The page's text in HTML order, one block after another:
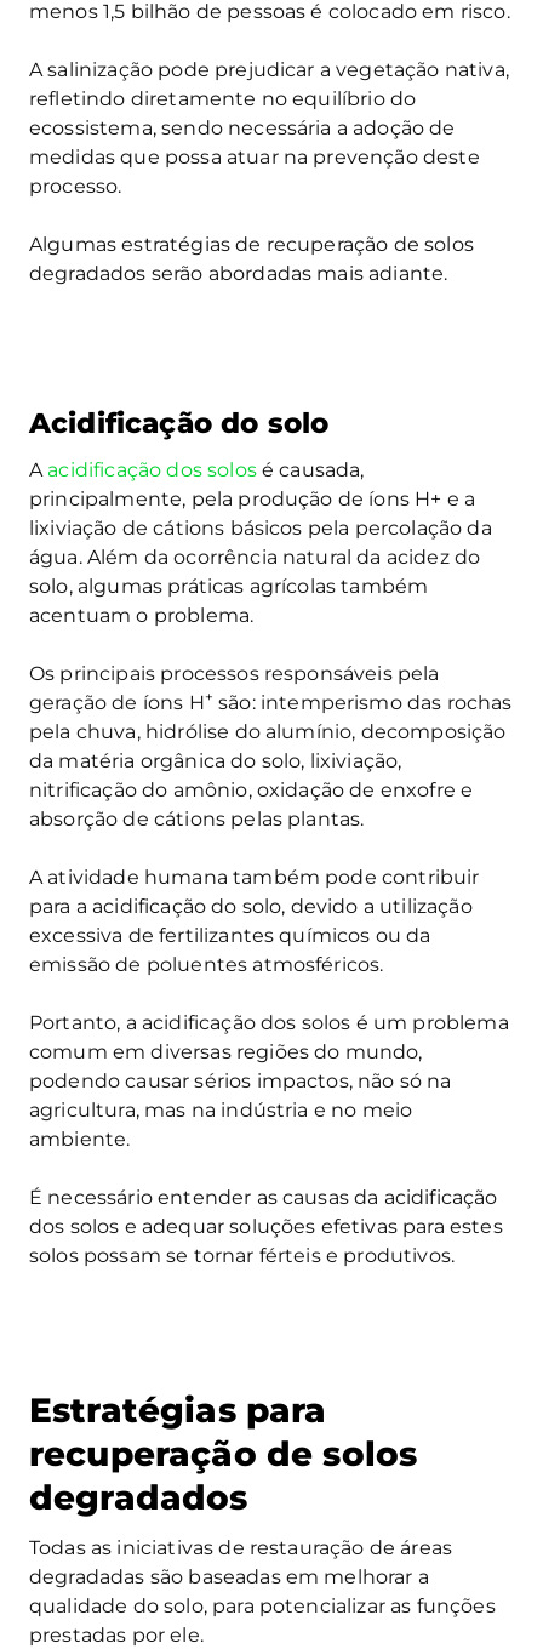
menos 1,5 bilhão de pessoas é colocado em risco.
A salinização pode prejudicar a vegetação nativa,
refletindo diretamente no equilíbrio do
ecossistema, sendo necessária a adoção de
medidas que possa atuar na prevenção deste
processo.
Algumas estratégias de recuperação de solos
degradados serão abordadas mais adiante.
Acidificação do solo
A acidificação dos solosé causada,
principalmente, pela produção de íons H+ e a
lixiviação de cátions básicos pela percolação da
água. Além da ocorrência natural da acidez do
solo, algumas práticas agrícolas também
acentuam o problema.
Os principais processos responsáveis pela
geração de íons H+ são: intemperismo das rochas
pela chuva, hidrólise do alumínio, decomposição
da matéria orgânica do solo, lixiviação,
nitrificação do amônio, oxidação de enxofre e
absorção de cátions pelas plantas.
A atividade humana também pode contribuir
para a acidificação do solo, devido a utilização
excessiva de fertilizantes químicos ou da
emissão de poluentes atmosféricos.
Portanto, a acidificação dos solos é um problema
comum em diversas regiões do mundo,
podendo causar sérios impactos, não só na
agricultura, mas na indústria e no meio
ambiente.
É necessário entender as causas da acidificação
dos solos e adequar soluções efetivas para estes
solos possam se tornar férteis e produtivos.
Estratégias para
recuperação de solos
degradados
Todas as iniciativas de restauração de áreas
degradadas são baseadas em melhorar a
qualidade do solo, para potencializar as funções
prestadas por ele.